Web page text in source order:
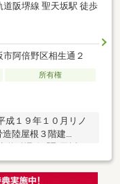
道阪堺線 聖天坂駅 徒歩
市阿倍野区相生通２
所有権
１９年１０月リノ
陸屋根３階建
歩１０分●南海電鉄